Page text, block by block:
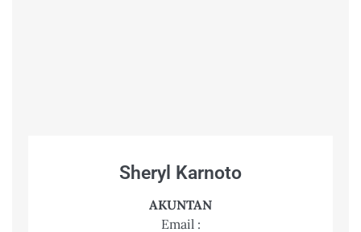
Sheryl Karnoto
AKUNTAN
Email :